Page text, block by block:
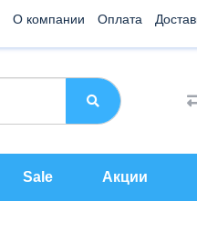
О компании Оплата
Sale Акции